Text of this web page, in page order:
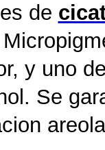
de
y uno
Se